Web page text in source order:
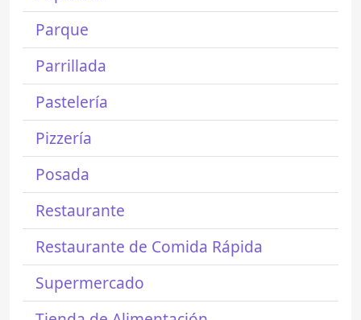
Parque
Parrillada
Pastelería
Pizzería
Posada
Restaurante
Restaurante de Comida Rápida
Supermercado